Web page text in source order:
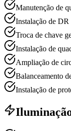
Manutenção de
Instalação de
Troca de chave
Instalação de
Ampliação de
Balanceamento
Instalação de